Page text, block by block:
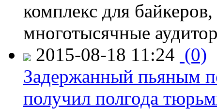
комплекс для
многотысячные
2015-08-18 11:24 (0)
Задержанный пьяным
получил полгода